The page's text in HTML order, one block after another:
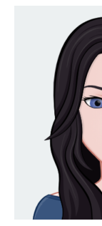
suite